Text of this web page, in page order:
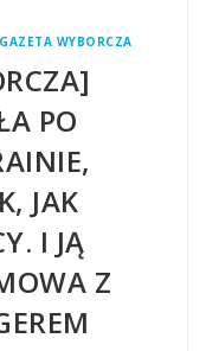
GAZETA WYBORCZA
PO
JAK
I JĄ
Z